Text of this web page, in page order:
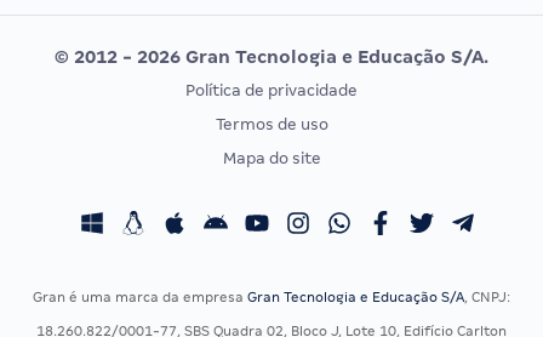
Editais publicados
Vunesp
CONCURSOS POR PROFISSÃO
Concursos Fiscais
EXAME DE ORDEM
Calendário OAB
© 2012 - 2026 Gran Tecnologia e Educação S/A.
Política de privacidade
Termos de uso
Mapa do site
Gran é uma marca da empresa Gran Tecnologia e Educação S/A, CNPJ:
18.260.822/0001-77, SBS Quadra 02, Bloco J, Lote 10, Edifício Carlton